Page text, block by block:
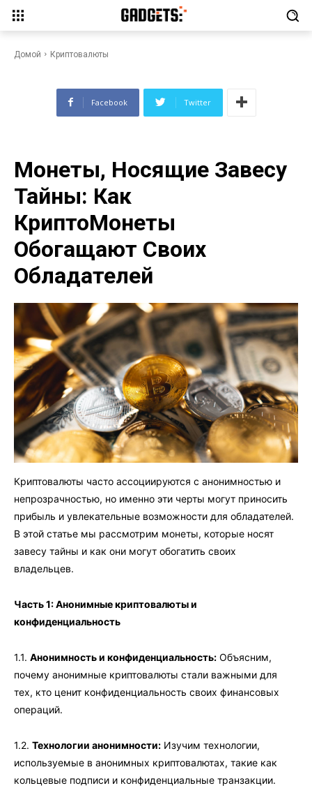
Домой Криптовалюты
Обогащают Своих
Facebook Twitter
Монеты, Носящие Завесу
Тайны: Как
КриптоМонеты
Обогащают Своих
Обладателей
Криптовалюты часто ассоциируются с анонимностью и
непрозрачностью, но именно эти черты могут приносить
прибыль и увлекательные возможности для обладателей.
В этой статье мы рассмотрим монеты, которые носят
завесу тайны и как они могут обогатить своих
владельцев.
Часть 1: Анонимные криптовалюты и
конфиденциальность
1.1. Анонимность и конфиденциальность: Объясним,
почему анонимные криптовалюты стали важными для
тех, кто ценит конфиденциальность своих финансовых
операций.
1.2. Технологии анонимности: Изучим технологии,
используемые в анонимных криптовалютах, такие как
кольцевые подписи и конфиденциальные транзакции.